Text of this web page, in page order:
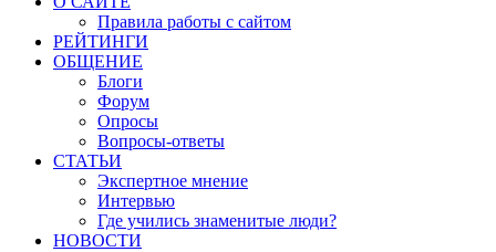
Правила работы с сайтом
РЕЙТИНГИ
ОБЩЕНИЕ
Блоги
Форум
Опросы
Вопросы-ответы
СТАТЬИ
Экспертное мнение
Интервью
Где учились знаменитые люди?
НОВОСТИ